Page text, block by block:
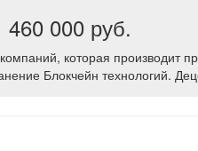
460 000 руб.
которая производит
Блокчейн технологий.